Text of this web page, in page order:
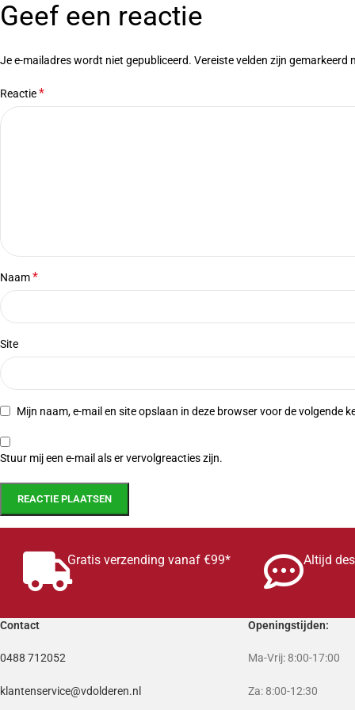
Geef een reactie
Je e-mailadres wordt niet gepubliceerd. Vereiste velden zijn gemarkeerd
Reactie*
Naam*
Site
Mijn naam, e-mail en site opslaan in deze browser voor de volgende
Stuur mij een e-mail als er vervolgreacties zijn.
Gratis verzending vanaf €99* Altijd
Contact
0488 712052
klantenservice@vdolderen.nl
Openingstijden:
Ma-Vrij: 8:00-17:00
Za: 8:00-12:30